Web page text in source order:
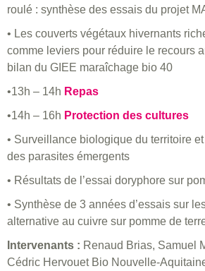
roulé : synthèse des essais du projet
• Les couverts végétaux hivernants
comme leviers pour réduire le recours
bilan du GIEE maraîchage bio 40
•13h – 14h Repas
•14h – 16h Protection des cultures
• Surveillance biologique du territoire
des parasites émergents
• Résultats de l’essai doryphore sur
• Synthèse de 3 années d’essais sur
alternative au cuivre sur pomme de
Intervenants : Renaud Brias, Samuel
Cédric Hervouet Bio Nouvelle-